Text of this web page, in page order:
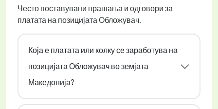
Често поставувани прашања и одговори за
платата на позицијата Обложувач.
Која е платата или колку се заработува на
позицијата Обложувач во земјата
Македонија?